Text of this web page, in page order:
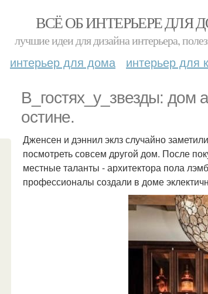
ВСЁ ОБ ИНТЕРЬЕРЕ ДЛЯ
лучшие идеи для дизайна интерьера,
интерьер для дома интерьер для
В_гостях_у_звезды: дом
остине.
Дженсен и дэннил эклз случайно
посмотреть совсем другой дом. После
местные таланты - архитектора пола
профессионалы создали в доме